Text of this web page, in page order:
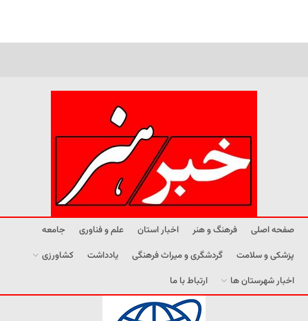
صفحه اصلی فرهنگ و هنر اخبار استان علم و فناوری
جامعه
پزشکی و سلامت
گردشگری و میراث فرهنگی یادداشت
کشاورزی
اخبار شهرستان ها
ارتباط با ما